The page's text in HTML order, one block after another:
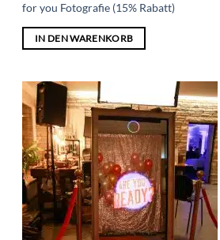
for you Fotografie (15% Rabatt)
IN DEN WARENKORB